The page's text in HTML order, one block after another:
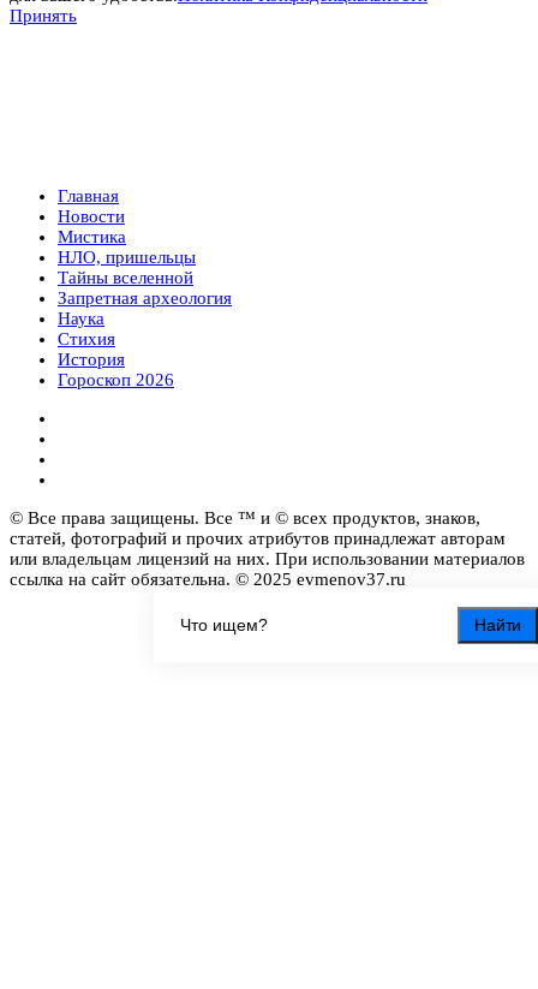
Найти
Принять
Главная
Новости
Мистика
НЛО, пришельцы
Тайны вселенной
Запретная археология
Наука
Стихия
История
Гороскоп 2026
© Все права защищены. Все ™ и © всех продуктов, знаков,
статей, фотографий и прочих атрибутов принадлежат авторам
или владельцам лицензий на них. При использовании материалов
ссылка на сайт обязательна. © 2025 evmenov37.ru